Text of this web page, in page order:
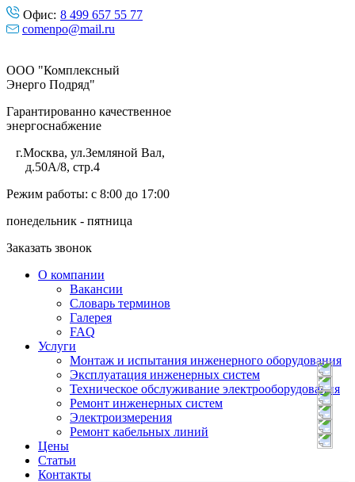
Офис: 8 499 657 55 77
comenpo@mail.ru
ООО "Комплексный
Энерго Подряд"
Гарантированно качественное
энергоснабжение
г.Москва, ул.Земляной Вал,
д.50А/8, стр.4
Режим работы: с 8:00 до 17:00
понедельник - пятница
Заказать звонок
О компании
Вакансии
Словарь терминов
Галерея
FAQ
Услуги
Монтаж и испытания инженерного оборудования
Эксплуатация инженерных систем
Техническое обслуживание электрооборудования
Ремонт инженерных систем
Электроизмерения
Ремонт кабельных линий
Цены
Статьи
Контакты